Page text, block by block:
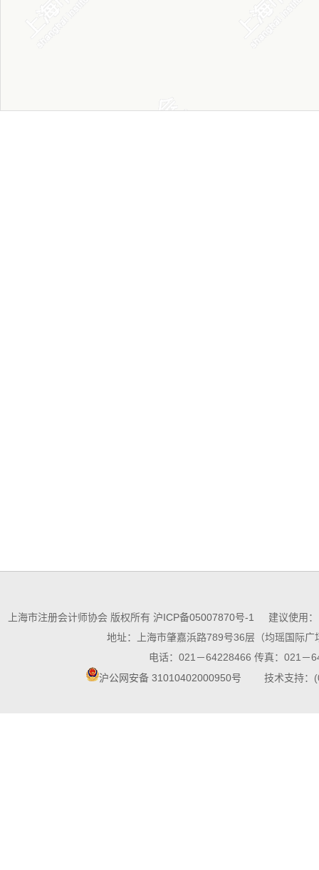
上海市注册会计师协会 版权所有 沪ICP备05007870号-1
建议使用：
地址：上海市肇嘉浜路789号36层（均瑶国际广
电话：021－64228466 传真：021－
沪公网安备 31010402000950号 技术支持：